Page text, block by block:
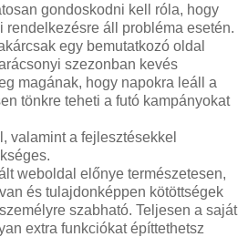
gondoskodni kell róla, hogy
rendelkezésre áll probléma esetén.
egy bemutatkozó oldal
szezonban kevés
magának, hogy napokra leáll a
tönkre teheti a futó kampányokat
valamint a fejlesztésekkel
weboldal előnye természetesen,
és tulajdonképpen kötöttségek
szabható. Teljesen a saját
extra funkciókat építtethetsz